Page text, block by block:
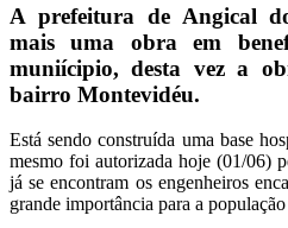
A prefeitura de Angical
mais uma obra em
muniícipio, desta vez a
bairro Montevidéu.
Está sendo construída uma base
mesmo foi autorizada hoje (01/06)
já se encontram os engenheiros
grande importância para a